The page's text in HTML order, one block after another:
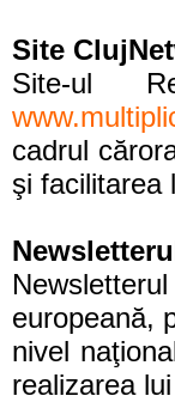
Site
Site-ul
cadrul
şi facilitarea
europeană,
nivel
realizarea